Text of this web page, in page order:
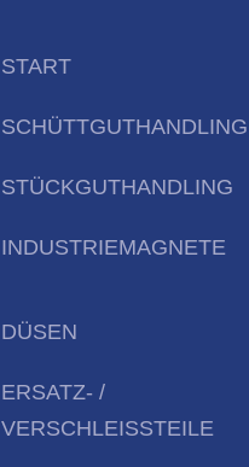
START
SCHÜTTGUTHANDLING
STÜCKGUTHANDLING
INDUSTRIEMAGNETE
DÜSEN
ERSATZ- /
VERSCHLEISSTEILE